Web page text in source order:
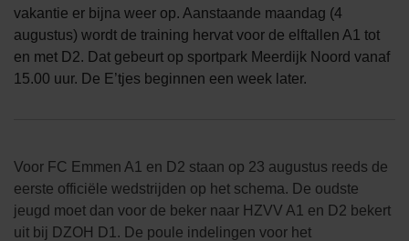
vakantie er bijna weer op. Aanstaande maandag (4
augustus) wordt de training hervat voor de elftallen A1 tot
en met D2. Dat gebeurt op sportpark Meerdijk Noord vanaf
15.00 uur. De E’tjes beginnen een week later.
Voor FC Emmen A1 en D2 staan op 23 augustus reeds de
eerste officiële wedstrijden op het schema. De oudste
jeugd moet dan voor de beker naar HZVV A1 en D2 bekert
uit bij DZOH D1. De poule indelingen voor het